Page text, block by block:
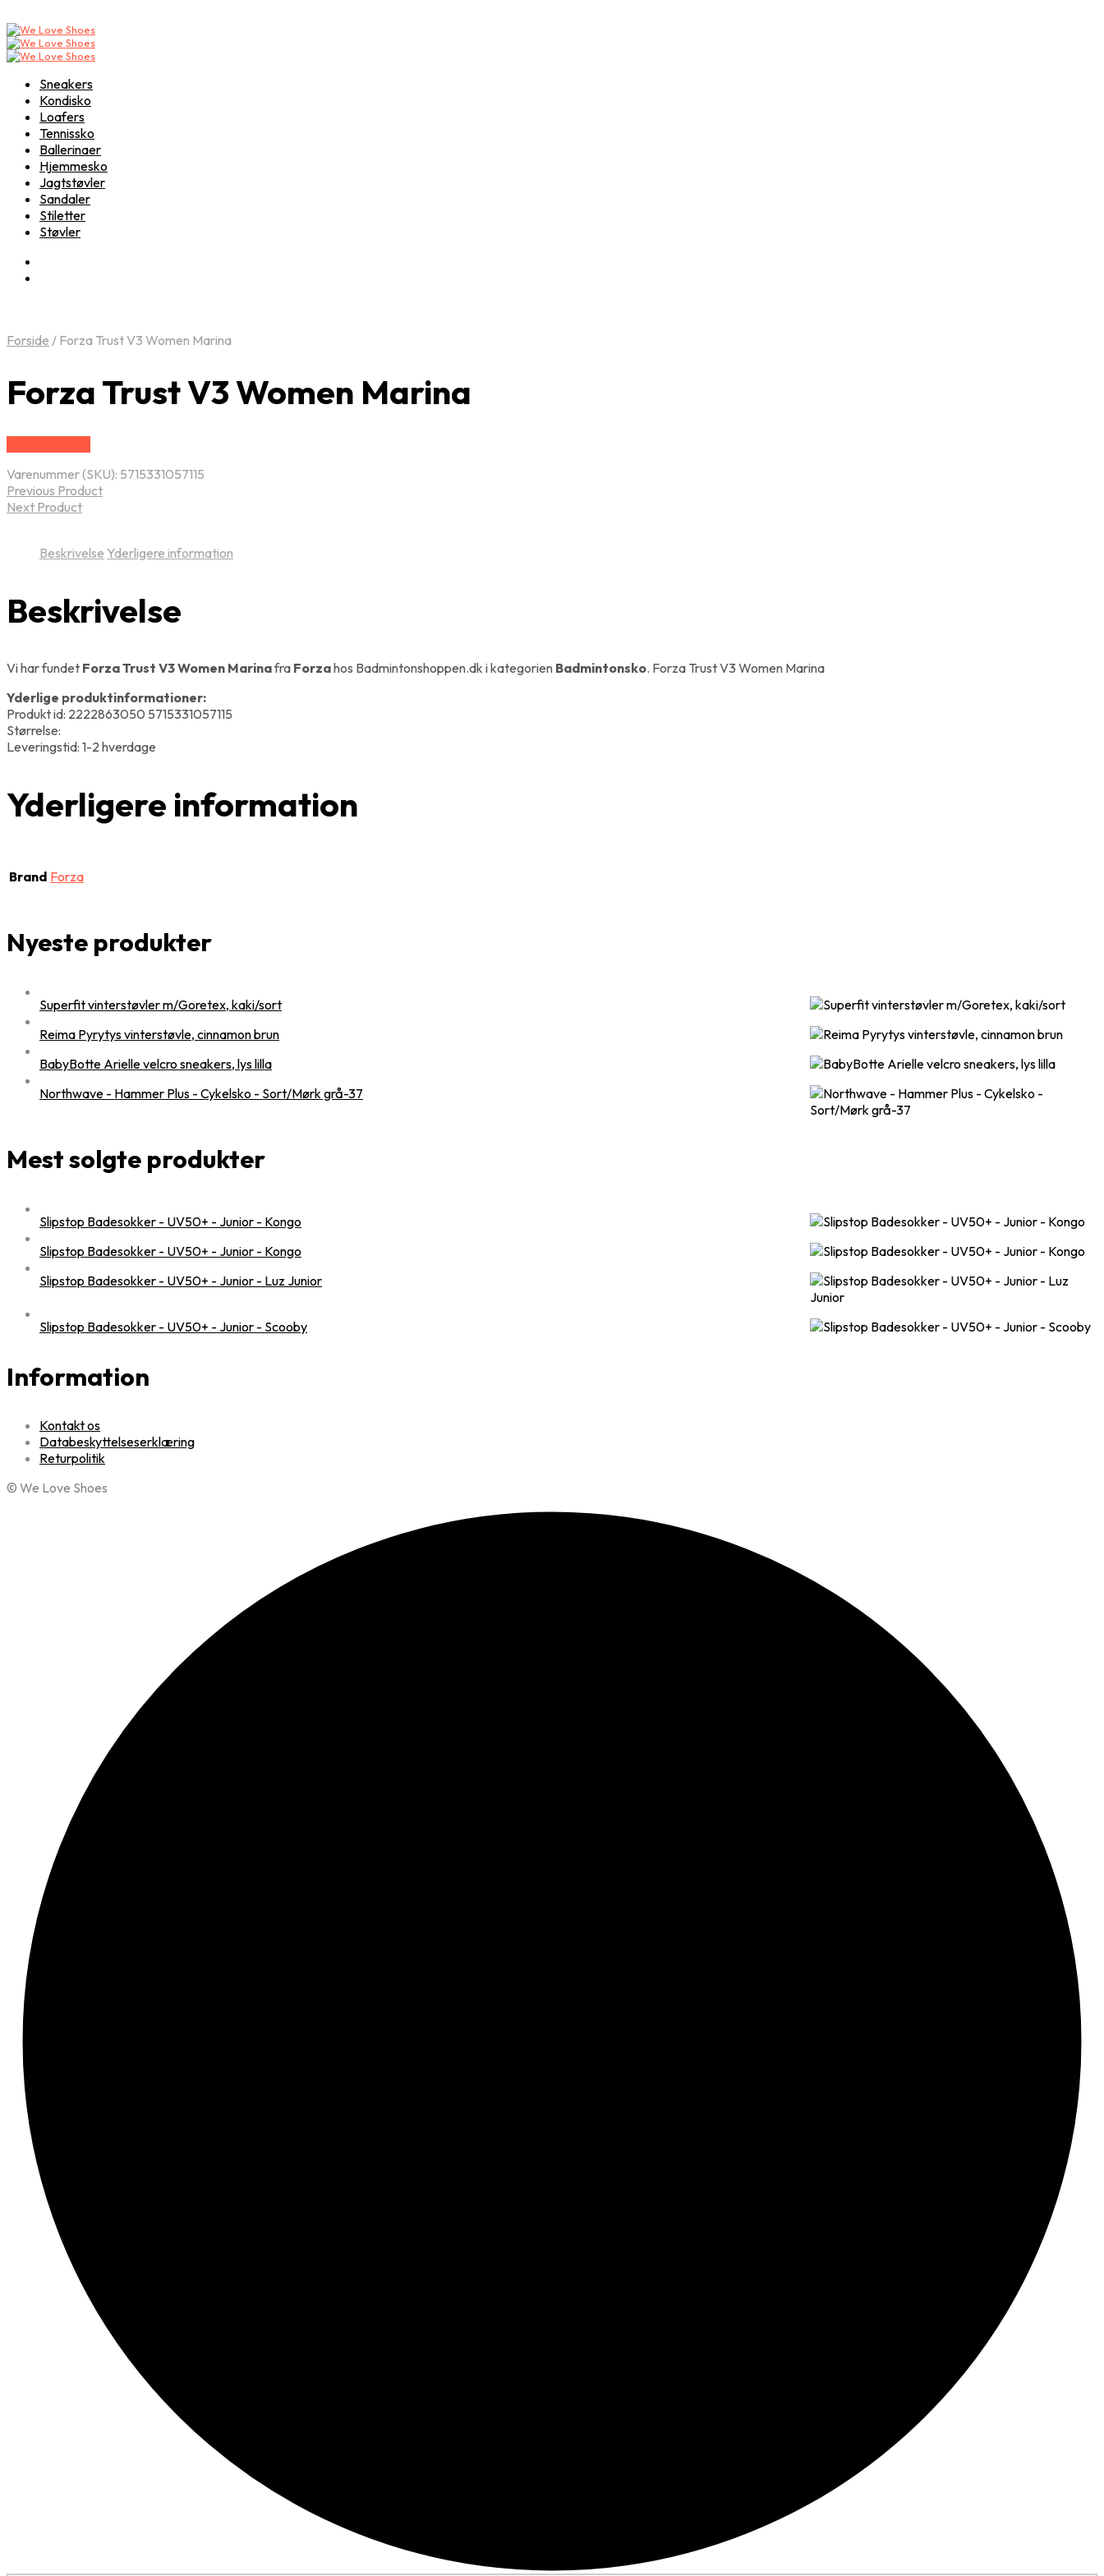
Sneakers
Kondisko
Loafers
Tennissko
Ballerinaer
Hjemmesko
Jagtstøvler
Sandaler
Stiletter
Støvler
Forside / Forza Trust V3 Women Marina
Forza Trust V3 Women Marina
Varenummer (SKU): 5715331057115
Previous Product
Next Product
Beskrivelse Yderligere information
Beskrivelse
Vi har fundet Forza Trust V3 Women Marinafra Forzahos Badmintonshoppen.dk i kategorien Badmintonsko. Forza Trust V3 Women Marina
Yderlige produktinformationer:
Produkt id: 2222863050 5715331057115
Størrelse:
Leveringstid: 1-2 hverdage
Yderligere information
Brand Forza
Nyeste produkter
Superfit vinterstøvler m/Goretex, kaki/sort
Reima Pyrytys vinterstøvle, cinnamon brun
BabyBotte Arielle velcro sneakers, lys lilla
Northwave - Hammer Plus - Cykelsko - Sort/Mørk grå-37
Mest solgte produkter
Slipstop Badesokker - UV50+ - Junior - Kongo
Slipstop Badesokker - UV50+ - Junior - Kongo
Slipstop Badesokker - UV50+ - Junior - Luz Junior
Slipstop Badesokker - UV50+ - Junior - Scooby
Information
Kontakt os
Databeskyttelseserklæring
Returpolitik
© We Love Shoes